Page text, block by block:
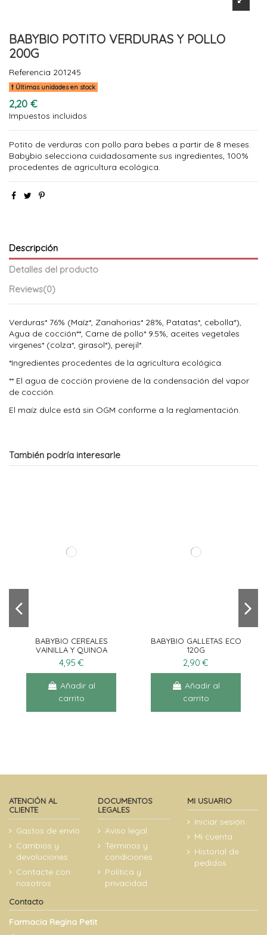
BABYBIO POTITO VERDURAS Y POLLO
200G
Referencia 201245
Últimas unidades en stock
2,20 €
Impuestos incluidos
Potito de verduras con pollo para bebes a partir de 8 meses.
Babybio selecciona cuidadosamente sus ingredientes, 100%
procedentes de agricultura ecológica.
Descripción
Detalles del producto
Reviews(0)
Verduras* 76% (Maíz*, Zanahorias* 28%, Patatas*, cebolla*),
Agua de cocción**, Carne de pollo* 9.5%, aceites vegetales
virgenes* (colza*, girasol*), perejil*.
*Ingredientes procedentes de la agricultura ecológica.
** El agua de cocción proviene de la condensación del vapor
de cocción.
El maíz dulce está sin OGM conforme a la reglamentación.
También podría interesarle
BABYBIO CEREALES
VAINILLA Y QUINOA
220G
4,95 €
Añadir al
carrito
BABYBIO GALLETAS ECO
120G
2,90 €
Añadir al
carrito
ATENCIÓN AL
CLIENTE
Gastos de envío
Cambios y
devoluciones
Contacte con
nosotros
DOCUMENTOS
LEGALES
Aviso legal
Términos y
condiciones
Politica y
privacidad
MI USUARIO
Iniciar sesión
Mi cuenta
Historial de
pedidos
Contacto
Farmacia Regina Petit